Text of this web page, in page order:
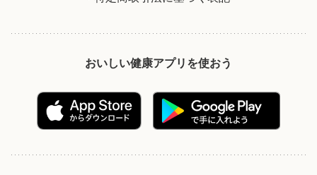
おいしい健康アプリを使おう